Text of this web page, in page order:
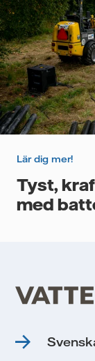
Lär dig mer!
Tyst,
med